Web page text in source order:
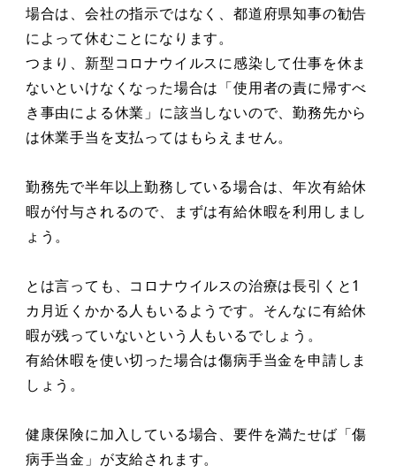
場合は、会社の指示ではなく、都道府県知事の勧告
によって休むことになります。
つまり、新型コロナウイルスに感染して仕事を休ま
ないといけなくなった場合は「使用者の責に帰すべ
き事由による休業」に該当しないので、勤務先から
は休業手当を支払ってはもらえません。
勤務先で半年以上勤務している場合は、年次有給休
暇が付与されるので、まずは有給休暇を利用しまし
ょう。
とは言っても、コロナウイルスの治療は長引くと1
カ月近くかかる人もいるようです。そんなに有給休
暇が残っていないという人もいるでしょう。
有給休暇を使い切った場合は傷病手当金を申請しま
しょう。
健康保険に加入している場合、要件を満たせば「傷
病手当金」が支給されます。